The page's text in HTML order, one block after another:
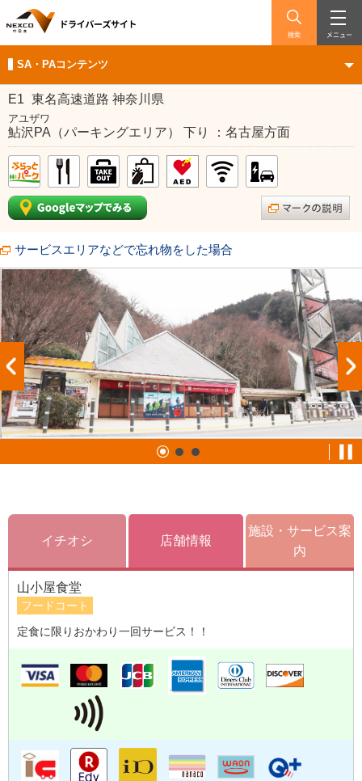
検索 メニュー
SA・PAコンテンツ
E1 東名高速道路 神奈川県
アユザワ
鮎沢PA（パーキングエリア） 下り ：名古屋方面
サービスエリアなどで忘れ物をした場合
イチオシ 店舗情報
施設・サービス案
内
山小屋食堂
フードコート
定食に限りおかわり一回サービス！！